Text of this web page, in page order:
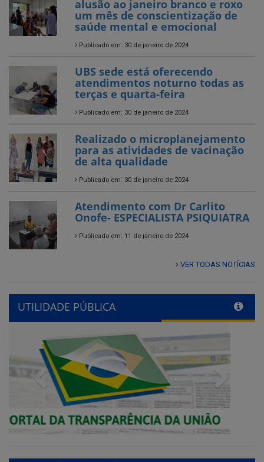
alusão ao janeiro branco e roxo
um mês de conscientização de
saúde mental e emocional
Publicado em: 30 de janeiro de 2024
UBS sede está oferecendo
atendimentos noturno todas as
terças e quarta-feira
Publicado em: 30 de janeiro de 2024
Realizado o microplanejamento
para as atividades de vacinação
de alta qualidade
Publicado em: 30 de janeiro de 2024
Atendimento com Dr Carlito
Onofe- ESPECIALISTA PSIQUIATRA
Publicado em: 11 de janeiro de 2024
VER TODAS NOTÍCIAS
UTILIDADE PÚBLICA
Previous